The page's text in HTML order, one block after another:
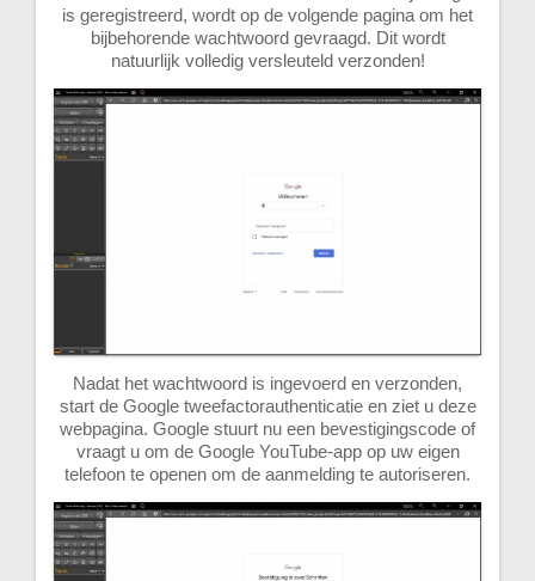
is geregistreerd, wordt op de volgende pagina om het
bijbehorende wachtwoord gevraagd. Dit wordt
natuurlijk volledig versleuteld verzonden!
Nadat het wachtwoord is ingevoerd en verzonden,
start de Google tweefactorauthenticatie en ziet u deze
webpagina. Google stuurt nu een bevestigingscode of
vraagt u om de Google YouTube-app op uw eigen
telefoon te openen om de aanmelding te autoriseren.